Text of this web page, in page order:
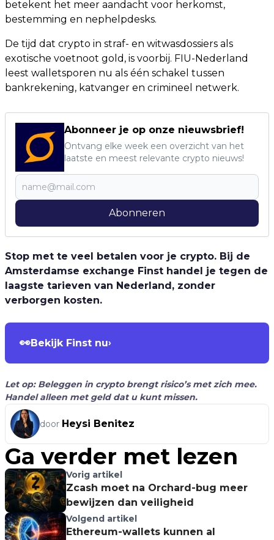
betekent het meer aandacht voor herkomst,
bestemming en nephelpdesks.
De tijd dat crypto in straf- en witwasdossiers als
exotische voetnoot gold, is voorbij. FIU-Nederland
leest walletsporen nu als één schakel tussen
bankrekening, katvanger en crimineel netwerk.
Abonneer je op onze nieuwsbrief!
Ontvang elke week een overzicht van het
laatste en meest relevante crypto nieuws!
Abonneren
Stop met te veel betalen voor je crypto. Bij de
Amsterdamse exchange Finst handel je tegen de
laagste tarieven van Nederland, zonder
verborgen kosten.
👀Bekijk Finst nu›
Let op: Beleggen in crypto brengt risico’s met zich mee.
Handel alleen met geld dat u kunt missen.
door Heysi Benitez
Ga verder met lezen
Vorig artikel
Zcash moet na Orchard-bug meer
bewijzen dan veiligheid
Volgend artikel
Ethereum-wallets kunnen al